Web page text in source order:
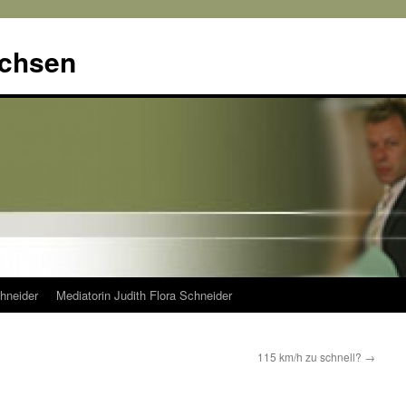
Mediatorin Judith Flora Schneider
115 km/h zu schnell? →